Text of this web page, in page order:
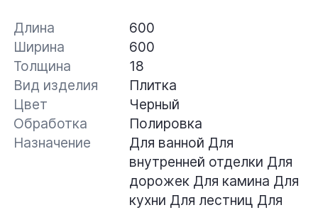
Длина
600
Ширина
600
Толщина
18
Вид изделия
Плитка
Цвет
Черный
Обработка
Полировка
Назначение
Для ванной Для
внутренней отделки Для
дорожек Для камина Для
кухни Для лестниц Для